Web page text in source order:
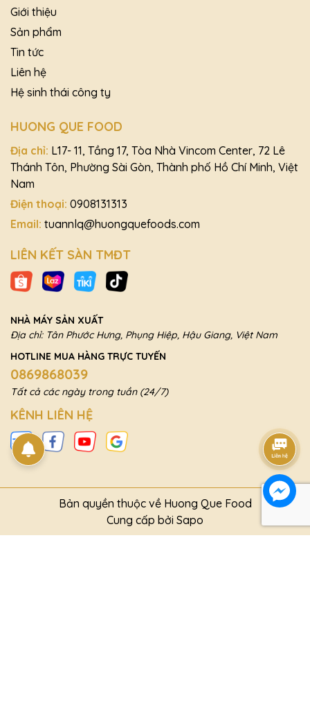
Giới thiệu
Sản phẩm
Tin tức
Liên hệ
Hệ sinh thái công ty
HUONG QUE FOOD
Địa chỉ: L17- 11, Tầng 17, Tòa Nhà Vincom Center, 72 Lê
Thánh Tôn, Phường Sài Gòn, Thành phố Hồ Chí Minh, Việt
Nam
Điện thoại: 0908131313
Email: tuannlq@huongquefoods.com
LIÊN KẾT SÀN TMĐT
NHÀ MÁY SẢN XUẤT
Địa chỉ: Tân Phước Hưng, Phụng Hiệp, Hậu Giang, Việt Nam
HOTLINE MUA HÀNG TRỰC TUYẾN
0869868039
Tất cả các ngày trong tuần (24/7)
KÊNH LIÊN HỆ
Bản quyền thuộc về Huong Que Food
Cung cấp bởi Sapo